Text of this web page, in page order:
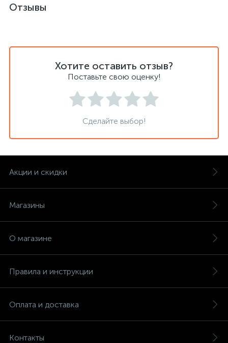
Отзывы
Хотите оставить отзыв?
Поставьте свою оценку!
Сделайте выбор!
Акции и скидки
Магазины
О магазине
Правила и инструкции
Оплата и доставка
Контакты